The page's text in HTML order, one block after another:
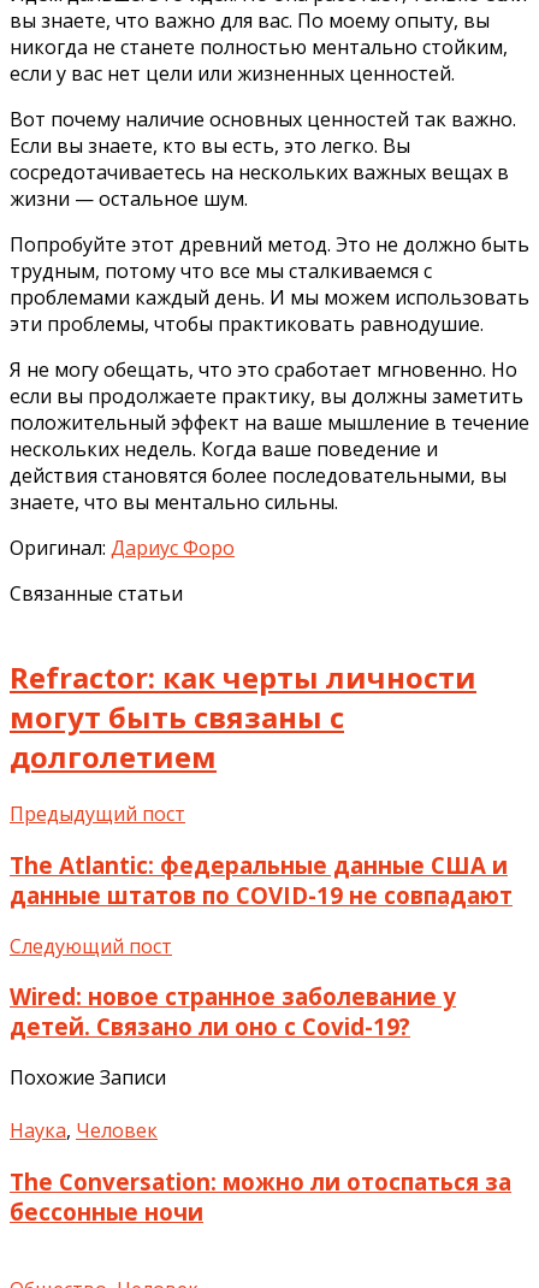
вы знаете, что важно для вас. По моему опыту, вы
никогда не станете полностью ментально стойким,
если у вас нет цели или жизненных ценностей.
Вот почему наличие основных ценностей так важно.
Если вы знаете, кто вы есть, это легко. Вы
сосредотачиваетесь на нескольких важных вещах в
жизни — остальное шум.
Попробуйте этот древний метод. Это не должно быть
трудным, потому что все мы сталкиваемся с
проблемами каждый день. И мы можем использовать
эти проблемы, чтобы практиковать равнодушие.
Я не могу обещать, что это сработает мгновенно. Но
если вы продолжаете практику, вы должны заметить
положительный эффект на ваше мышление в течение
нескольких недель. Когда ваше поведение и
действия становятся более последовательными, вы
знаете, что вы ментально сильны.
Оригинал: Дариус Форо
Связанные статьи
Refractor: как черты личности
могут быть связаны с
долголетием
Предыдущий пост
The Atlantic: федеральные данные США и
данные штатов по COVID-19 не совпадают
Следующий пост
Wired: новое странное заболевание у
детей. Связано ли оно с Covid-19?
Похожие Записи
Наука, Человек
The Conversation: можно ли отоспаться за
бессонные ночи